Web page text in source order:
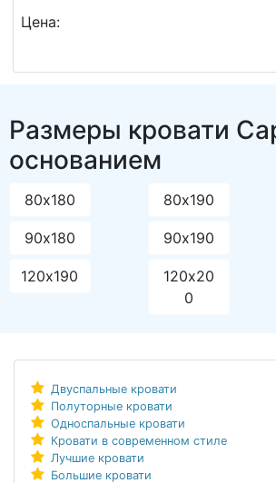
Цена:
Размеры кровати
основанием
80х180 80х190
90х180 90х190
120х190
120х20
0
Двуспальные кровати
Полуторные кровати
Односпальные кровати
Кровати в современном стиле
Лучшие кровати
Большие кровати